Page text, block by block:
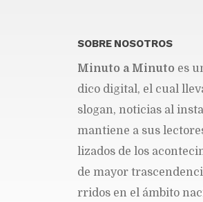
SOBRE NOSOTROS
Mi­nu­to a Mi­nu­to es
di­co di­gi­tal, el cual
slo­gan, no­ti­cias al
man­tie­ne a sus
li­za­dos de los
de ma­yor
rri­dos en el ám­bi­to